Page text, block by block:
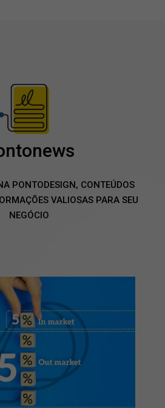
PONTODESIGN, CONTEÚDOS
VALIOSAS PARA SEU
NEGÓCIO
5: por que sua
aparecer
o cliente entrar
decisão
marketing
digital SEO